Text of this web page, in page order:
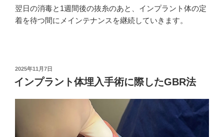
翌日の消毒と1週間後の抜糸のあと、インプラント体の定
着を待つ間にメインテナンスを継続していきます。
投
日:
2025年11月7日
インプラント体埋入手術に際したGBR法